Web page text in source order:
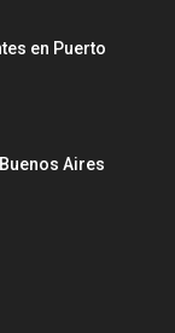
en Puerto
Aires